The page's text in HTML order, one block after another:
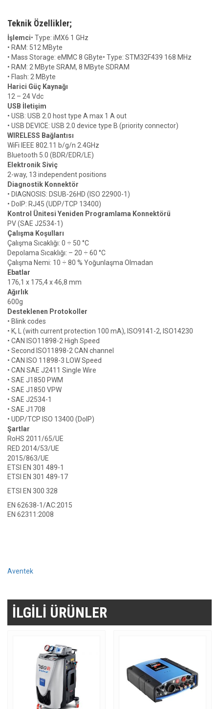
Teknik Özellikler;
İşlemci• Type: iMX6 1 GHz
• RAM: 512 MByte
• Mass Storage: eMMC 8 GByte• Type: STM32F439 168 MHz
• RAM: 2 MByte SRAM, 8 MByte SDRAM
• Flash: 2 MByte
Harici Güç Kaynağı
12 – 24 Vdc
USB İletişim
• USB: USB 2.0 host type A max 1 A out
• USB DEVICE: USB 2.0 device type B (priority connector)
WIRELESS Bağlantısı
WiFi IEEE 802.11 b/g/n 2.4GHz
Bluetooth 5.0 (BDR/EDR/LE)
Elektronik Siviç
2-way, 13 independent positions
Diagnostik Konnektör
• DIAGNOSIS: DSUB-26HD (ISO 22900-1)
• DoIP: RJ45 (UDP/TCP 13400)
Kontrol Ünitesi Yeniden Programlama Konnektörü
PV (SAE J2534-1)
Çalışma Koşulları
Çalışma Sıcaklığı: 0 ÷ 50 °C
Depolama Sıcaklığı: – 20 ÷ 60 °C
Çalışma Nemi: 10 ÷ 80 % Yoğunlaşma Olmadan
Ebatlar
176,1 x 175,4 x 46,8 mm
Ağırlık
600g
Desteklenen Protokoller
• Blink codes
• K, L (with current protection 100 mA), ISO9141-2, ISO14230
• CAN ISO11898-2 High Speed
• Second ISO11898-2 CAN channel
• CAN ISO 11898-3 LOW Speed
• CAN SAE J2411 Single Wire
• SAE J1850 PWM
• SAE J1850 VPW
• SAE J2534-1
• SAE J1708
• UDP/TCP ISO 13400 (DoIP)
Şartlar
RoHS 2011/65/UE
RED 2014/53/UE
2015/863/UE
ETSI EN 301 489-1
ETSI EN 301 489-17
ETSI EN 300 328
EN 62638-1/AC:2015
EN 62311:2008
Aventek
İLGILI ÜRÜNLER